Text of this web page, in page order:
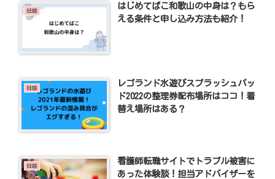
妊娠
はじめてばこ和歌山の中身は？もら
える条件と申し込み方法も紹介！
妊娠
レゴランド水遊びスプラッシュパッ
ド2022の整理券配布場所はココ！着
替え場所はある？
妊娠
看護師転職サイトでトラブル被害に
あった体験談！担当アドバイザーを